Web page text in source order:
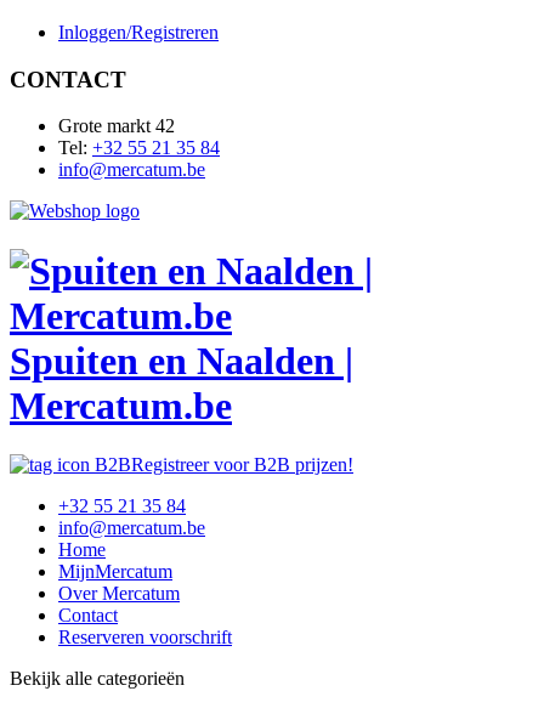
Inloggen/Registreren
CONTACT
Grote markt 42
Tel: +32 55 21 35 84
info@mercatum.be
Spuiten en Naalden |
Mercatum.be
Registreer voor B2B prijzen!
+32 55 21 35 84
info@mercatum.be
Home
MijnMercatum
Over Mercatum
Contact
Reserveren voorschrift
Bekijk alle categorieën